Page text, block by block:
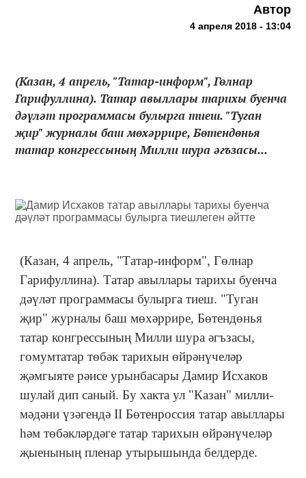
Автор
4 апреля 2018 - 13:04
(Казан, 4 апрель, "Татар-информ", Гөлнар
Гарифуллина). Татар авыллары тарихы буенча
дәүләт программасы булырга тиеш. "Туган
җир" журналы баш мөхәррире, Бөтендөнья
татар конгрессының Милли шура әгъзасы...
(Казан, 4 апрель, "Татар-информ", Гөлнар
Гарифуллина). Татар авыллары тарихы буенча
дәүләт программасы булырга тиеш. "Туган
җир" журналы баш мөхәррире, Бөтендөнья
татар конгрессының Милли шура әгъзасы,
гомумтатар төбәк тарихын өйрәнүчеләр
җәмгыяте рәисе урынбасары Дамир Исхаков
шулай дип саный. Бу хакта ул "Казан" милли-
мәдәни үзәгендә II Бөтенроссия татар авыллары
һәм төбәкләрдәге татар тарихын өйрәнүчеләр
җыенының пленар утырышында белдерде.